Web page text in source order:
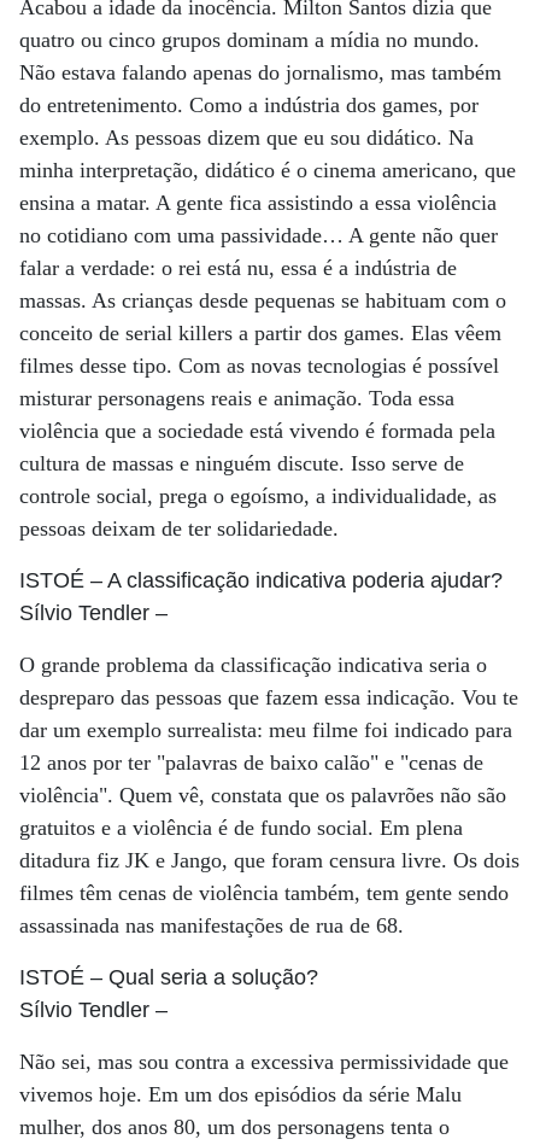
Acabou a idade da inocência. Milton Santos dizia que
quatro ou cinco grupos dominam a mídia no mundo.
Não estava falando apenas do jornalismo, mas também
do entretenimento. Como a indústria dos games, por
exemplo. As pessoas dizem que eu sou didático. Na
minha interpretação, didático é o cinema americano, que
ensina a matar. A gente fica assistindo a essa violência
no cotidiano com uma passividade… A gente não quer
falar a verdade: o rei está nu, essa é a indústria de
massas. As crianças desde pequenas se habituam com o
conceito de serial killers a partir dos games. Elas vêem
filmes desse tipo. Com as novas tecnologias é possível
misturar personagens reais e animação. Toda essa
violência que a sociedade está vivendo é formada pela
cultura de massas e ninguém discute. Isso serve de
controle social, prega o egoísmo, a individualidade, as
pessoas deixam de ter solidariedade.
ISTOÉ – A classificação indicativa poderia ajudar?
Sílvio Tendler –
O grande problema da classificação indicativa seria o
despreparo das pessoas que fazem essa indicação. Vou te
dar um exemplo surrealista: meu filme foi indicado para
12 anos por ter "palavras de baixo calão" e "cenas de
violência". Quem vê, constata que os palavrões não são
gratuitos e a violência é de fundo social. Em plena
ditadura fiz JK e Jango, que foram censura livre. Os dois
filmes têm cenas de violência também, tem gente sendo
assassinada nas manifestações de rua de 68.
ISTOÉ – Qual seria a solução?
Sílvio Tendler –
Não sei, mas sou contra a excessiva permissividade que
vivemos hoje. Em um dos episódios da série Malu
mulher, dos anos 80, um dos personagens tenta o